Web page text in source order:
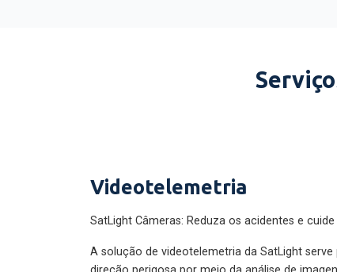
Videotelemetria
SatLight Câmeras: Reduza os acidentes e
A solução de videotelemetria da SatLight
direção perigosa por meio da análise de